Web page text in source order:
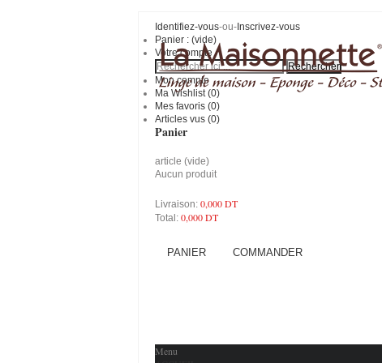
Identifiez-vous-ou- Inscrivez-vous
Panier : (vide)
Votre compte
Mon compte
Ma Wishlist (0)
Mes favoris (0)
Articles vus (0)
Panier
article (vide)
Aucun produit
Livraison: 0,000 DT
Total: 0,000 DT
PANIER COMMANDER
Menu